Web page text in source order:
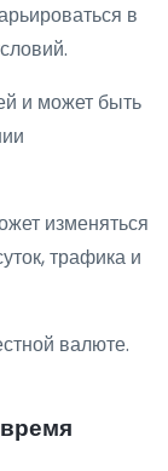
в
и может быть
изменяться
трафика и
валюте.